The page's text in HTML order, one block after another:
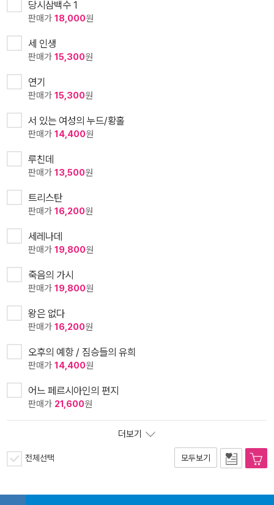
당시삼백수 1
판매가 18,000원
세 인생
판매가 15,300원
연기
판매가 15,300원
서 있는 여성의 누드/황홀
판매가 14,400원
루친데
판매가 13,500원
트리스탄
판매가 16,200원
세레나데
판매가 19,800원
죽음의 가시
판매가 19,800원
왕은 없다
판매가 16,200원
오후의 예항 / 짐승들의 유희
판매가 14,400원
어느 페르시아인의 편지
판매가 21,600원
더보기
전체선택 모두보기